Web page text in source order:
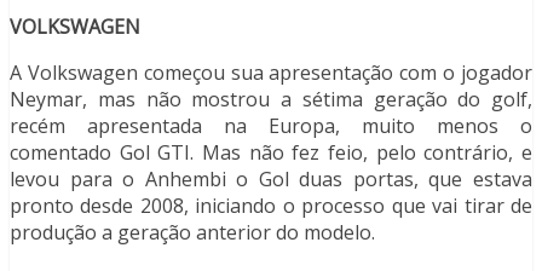
VOLKSWAGEN
A Volkswagen começou sua apresentação com o jogador
Neymar, mas não mostrou a sétima geração do golf,
recém apresentada na Europa, muito menos o
comentado Gol GTI. Mas não fez feio, pelo contrário, e
levou para o Anhembi o Gol duas portas, que estava
pronto desde 2008, iniciando o processo que vai tirar de
produção a geração anterior do modelo.